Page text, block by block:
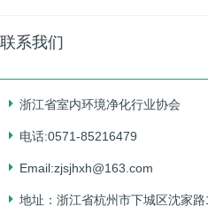
联系我们
浙江省室内环境净化行业协会
电话:0571-85216479
Email:zjsjhxh@163.com
地址：浙江省杭州市下城区沈家